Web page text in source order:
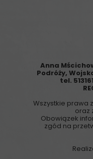
Anna
Podróży,
tel.
Wszystkie prawa
oraz
Obowiązek
zgód na